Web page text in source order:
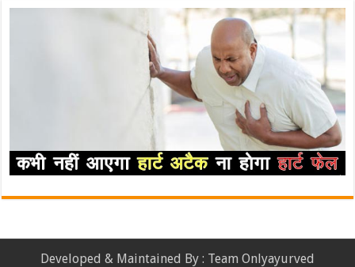
Developed & Maintained By : Team Onlyayurved